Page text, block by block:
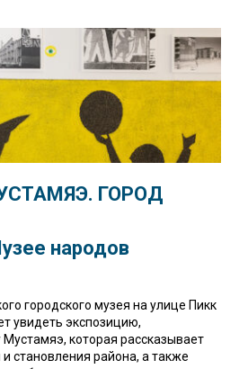
ГОРОД
народов
городского музея на улице Пикк
увидеть экспозицию,
которая рассказывает
становления района, а также